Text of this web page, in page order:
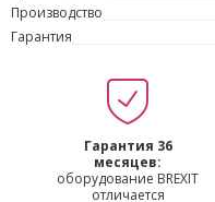
Производство
Гарантия
Гарантия 36
месяцев:
оборудование BREXIT
отличается